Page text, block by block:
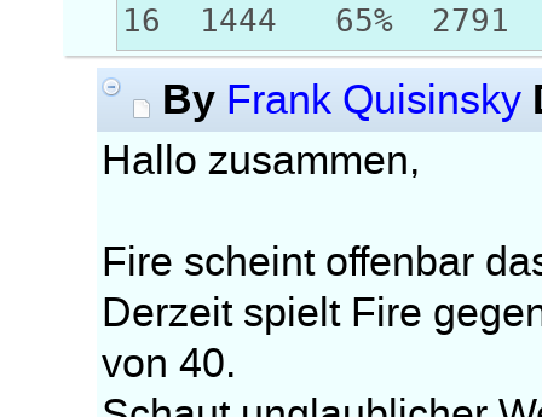
16 1444 65% 2791
By Frank Quisinsky
Hallo zusammen,
Fire scheint offenbar
Derzeit spielt Fire
von 40.